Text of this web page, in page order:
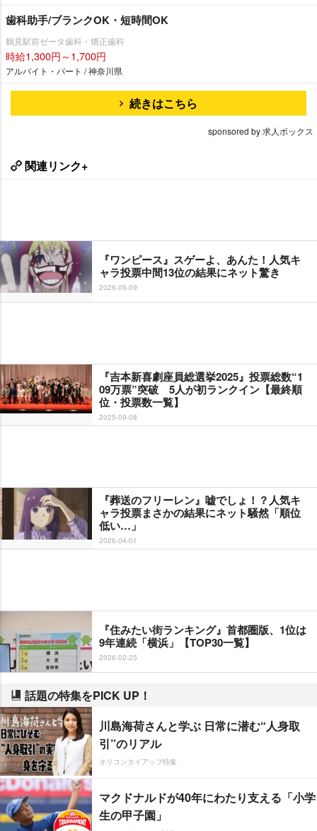
歯科助手/ブランクOK・短時間OK
鶴見駅前ゼータ歯科・矯正歯科
時給1,300円～1,700円
アルバイト・パート / 神奈川県
続きはこちら
sponsored by 求人ボックス
関連リンク+
『ワンピース』スゲーよ、あんた！人気キ
ャラ投票中間13位の結果にネット驚き
2026-05-09
『吉本新喜劇座員総選挙2025』投票総数“1
09万票”突破 5人が初ランクイン【最終順
位・投票数一覧】
2025-09-08
『葬送のフリーレン』嘘でしょ！？人気キ
ャラ投票まさかの結果にネット騒然「順位
低い…」
2026-04-01
『住みたい街ランキング』首都圏版、1位は
9年連続「横浜」【TOP30一覧】
2026-02-25
話題の特集をPICK UP！
川島海荷さんと学ぶ 日常に潜む“人身取
引”のリアル
オリコンタイアップ特集
マクドナルドが40年にわたり支える「小学
生の甲子園」